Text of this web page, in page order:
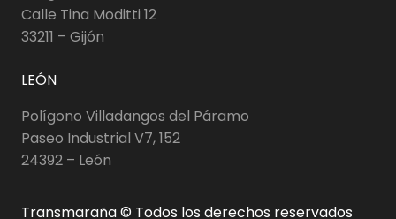
Calle Tina Moditti 12
33211 – Gijón
LEÓN
Polígono Villadangos del Páramo
Paseo Industrial V7, 152
24392 – León
Transmaraña © Todos los derechos reservados